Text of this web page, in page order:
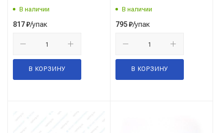
В наличии
817₽/упак
В КОРЗИНУ
В наличии
795₽/упак
В КОРЗИНУ